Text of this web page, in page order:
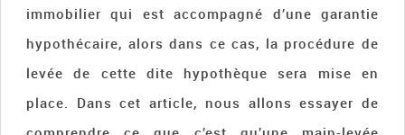
immobilier qui est accompagné d’une garantie
hypothécaire, alors dans ce cas, la procédure de
levée de cette dite hypothèque sera mise en
place. Dans cet article, nous allons essayer de